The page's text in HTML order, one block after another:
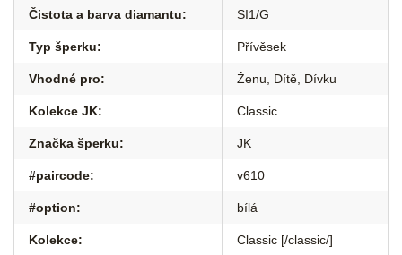
Čistota a barva diamantu: SI1/G
Typ šperku: Přívěsek
Vhodné pro: Ženu Dítě Dívku
Kolekce JK: Classic
Značka šperku: JK
#paircode: v610
#option: bílá
Kolekce: Classic [/classic/]